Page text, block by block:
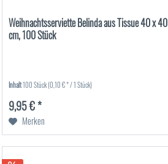
Weihnachtsserviette Belinda aus Tissue 40 x 40
cm, 100 Stück
Inhalt100 Stück(0,10 € * / 1 Stück)
9,95 € *
Merken